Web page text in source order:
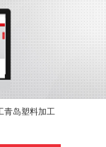
青岛塑料加工